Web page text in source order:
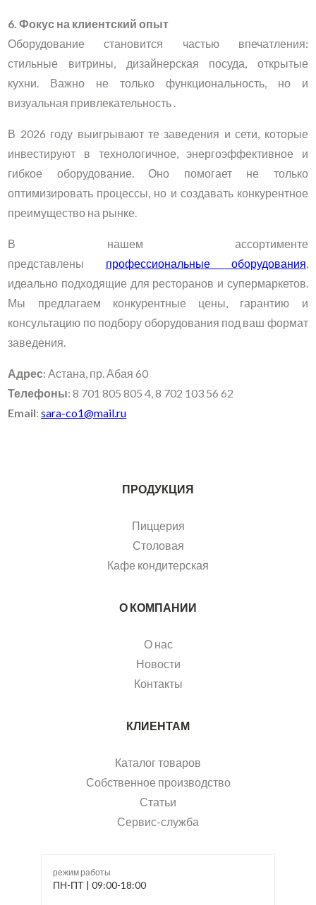
6. Фокус на клиентский опыт
Оборудование становится частью впечатления:
стильные витрины, дизайнерская посуда, открытые
кухни. Важно не только функциональность, но и
визуальная привлекательность .
В 2026 году выигрывают те заведения и сети, которые
инвестируют в технологичное, энергоэффективное и
гибкое оборудование. Оно помогает не только
оптимизировать процессы, но и создавать конкурентное
преимущество на рынке.
В нашем ассортименте
представлены профессиональные оборудования,
идеально подходящие для ресторанов и супермаркетов.
Мы предлагаем конкурентные цены, гарантию и
консультацию по подбору оборудования под ваш формат
заведения.
Адрес: Астана, пр. Абая 60
Телефоны: 8 701 805 805 4, 8 702 103 56 62
Email:sara-co1@mail.ru
ПРОДУКЦИЯ
Пиццерия
Столовая
Кафе кондитерская
О КОМПАНИИ
О нас
Новости
Контакты
КЛИЕНТАМ
Каталог товаров
Собственное производство
Статьи
Сервис-служба
режим работы
ПН-ПТ | 09:00-18:00